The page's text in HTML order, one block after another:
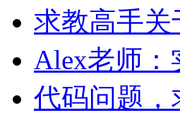
求教高手
Alex老师：
代码问题，